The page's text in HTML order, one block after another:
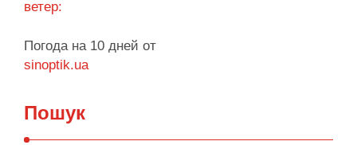
ветер:
Погода на 10 дней от
sinoptik.ua
Пошук